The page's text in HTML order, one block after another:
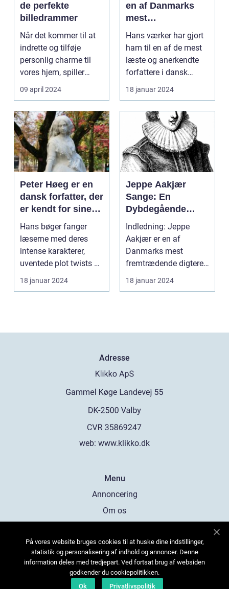
de perfekte
billedrammer
Når det kommer til at
indrette og tilføje
personlig charme til
vores hjem, spiller
billedrammer en a...
09 april 2024
en af Danmarks
mest
betydningsfulde
forfattere og
forfatter til en lang
række bøger, der
forskellige genrer
og temaer
Hans værker har gjort
ham til en af de mest
læste og anerkendte
forfattere i dansk
litteraturhistori...
18 januar 2024
Peter Høeg er en
dansk forfatter, der
er kendt for sine
spændende,
filosofiske og
litterært
komplekse
romaner
Hans bøger fanger
læserne med deres
intense karakterer,
uventede plot twists og
dybdegående
tematikk...
18 januar 2024
Jeppe Aakjær
Sange: En
Dybdegående
Undersøgelse af
Danmarks Mest
Kendte Digter
Indledning: Jeppe
Aakjær er en af
Danmarks mest
fremtrædende digtere
og sangskrivere. Hans
sange har...
18 januar 2024
Adresse
web: www.klikko.dk
Menu
Annoncering
Om os
Kontakt os
Sitemap
På vores website bruges cookies til at huske dine indstillinger,
statistik og personalisering af indhold og annoncer. Denne
information deles med tredjepart. Ved fortsat brug af websiden
godkender du cookiepolitikken.
Ok
Privatlivspolitik